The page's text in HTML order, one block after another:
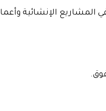
المشاريع الإنشائية